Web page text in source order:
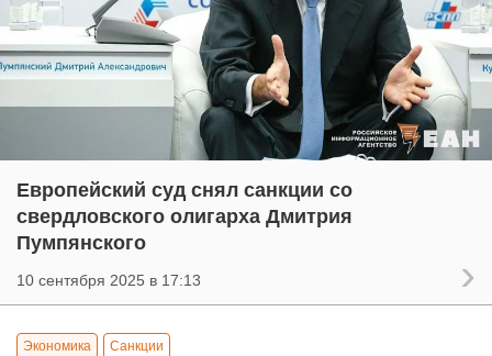
Европейский суд снял санкции со
свердловского олигарха Дмитрия
Пумпянского
10 сентября 2025 в 17:13
Экономика Санкции